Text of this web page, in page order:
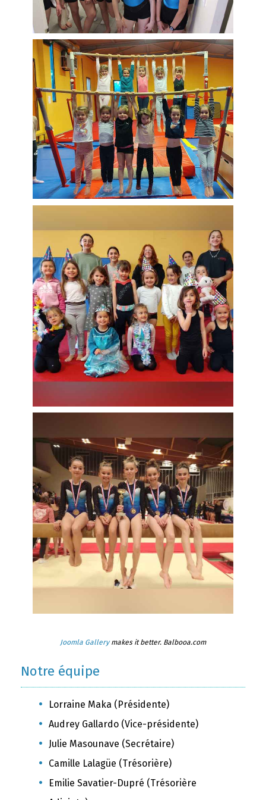
Joomla Gallerymakes it better. Balbooa.com
Notre équipe
Lorraine Maka (Présidente)
Audrey Gallardo (Vice-présidente)
Julie Masounave (Secrétaire)
Camille Lalagüe (Trésorière)
Emilie Savatier-Dupré (Trésorière